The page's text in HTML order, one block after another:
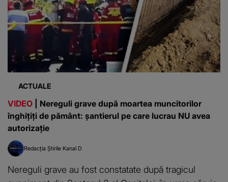
ACTUALE
VIDEO | Nereguli grave după moartea muncitorilor
înghițiți de pământ: șantierul pe care lucrau NU avea
autorizație
Redacția Știrile Kanal D
Nereguli grave au fost constatate după tragicul